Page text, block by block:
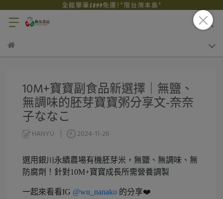
10M+寶寶副食品新選擇｜無鹽、
無調味的胚芽寶寶粥分享文-奈奈
子ななこ
HANYU 2024-11-26
選用銀川永續農場有機胚芽米，無鹽、無調味、無
防腐劑！針對10M+寶寶成長所需營養調製
一起來看看IG @wu_nanako 的分享❤️